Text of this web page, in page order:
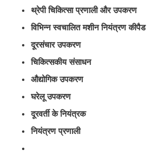
थ्रेपी चिकित्सा प्रणाली और उपकरण
विभिन्न स्वचालित मशीन नियंत्रण कीपैड
दूरसंचार उपकरण
चिकित्सकीय संसाधन
औद्योगिक उपकरण
घरेलू उपकरण
दूरवर्ती के नियंत्रक
नियंत्रण प्रणाली